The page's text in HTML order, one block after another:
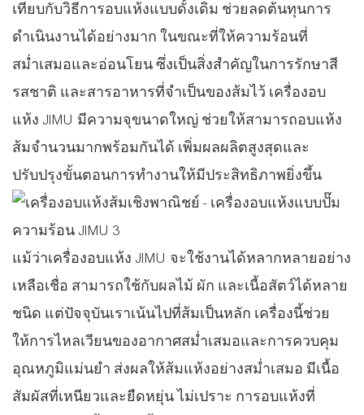
เทียบกับวิธีการอบแห้งแบบดั้งเดิม ช่วยลดต้นทุนการ
ดำเนินงานได้อย่างมาก ในขณะที่ให้ความร้อนที่
สม่ำเสมอและอ่อนโยน ซึ่งเป็นสิ่งสำคัญในการรักษาสี
รสชาติ และสารอาหารที่จำเป็นของส้มไว้ เครื่องอบ
แห้ง JIMU มีความจุขนาดใหญ่ ช่วยให้สามารถอบแห้ง
ส้มจำนวนมากพร้อมกันได้ เพิ่มผลผลิตสูงสุดและ
ปรับปรุงขั้นตอนการทำงานให้มีประสิทธิภาพยิ่งขึ้น
แม้ว่าเครื่องอบแห้ง JIMU จะใช้งานได้หลากหลายอย่าง
เหลือเชื่อ สามารถใช้กับผลไม้ ผัก และเนื้อสัตว์ได้หลาย
ชนิด แต่ปัจจุบันเราเน้นไปที่ส้มเป็นหลัก เครื่องนี้ช่วย
ให้การไหลเวียนของอากาศสม่ำเสมอและการควบคุม
อุณหภูมิแม่นยำ ส่งผลให้ส้มแห้งอย่างสม่ำเสมอ มีเนื้อ
สัมผัสที่เหนียวและยืดหยุ่น ไม่เปราะ การอบแห้งที่